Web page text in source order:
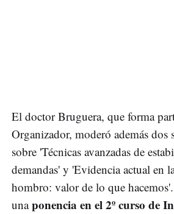
El doctor Bruguera, que forma
Organizador, moderó además dos
sobre 'Técnicas avanzadas de
demandas' y 'Evidencia actual en
hombro: valor de lo que
unaponencia en el 2º curso de